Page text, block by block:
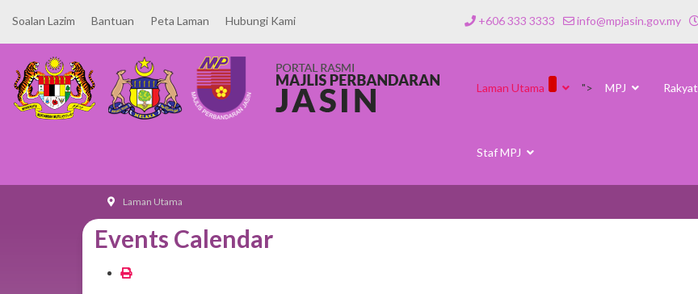
Soalan Lazim Bantuan Peta Laman Hubungi Kami +606 333 3333 info@mpjasin.gov.my
Laman Utama "> MPJ Rakyat
Staf MPJ
Laman Utama
Events Calendar